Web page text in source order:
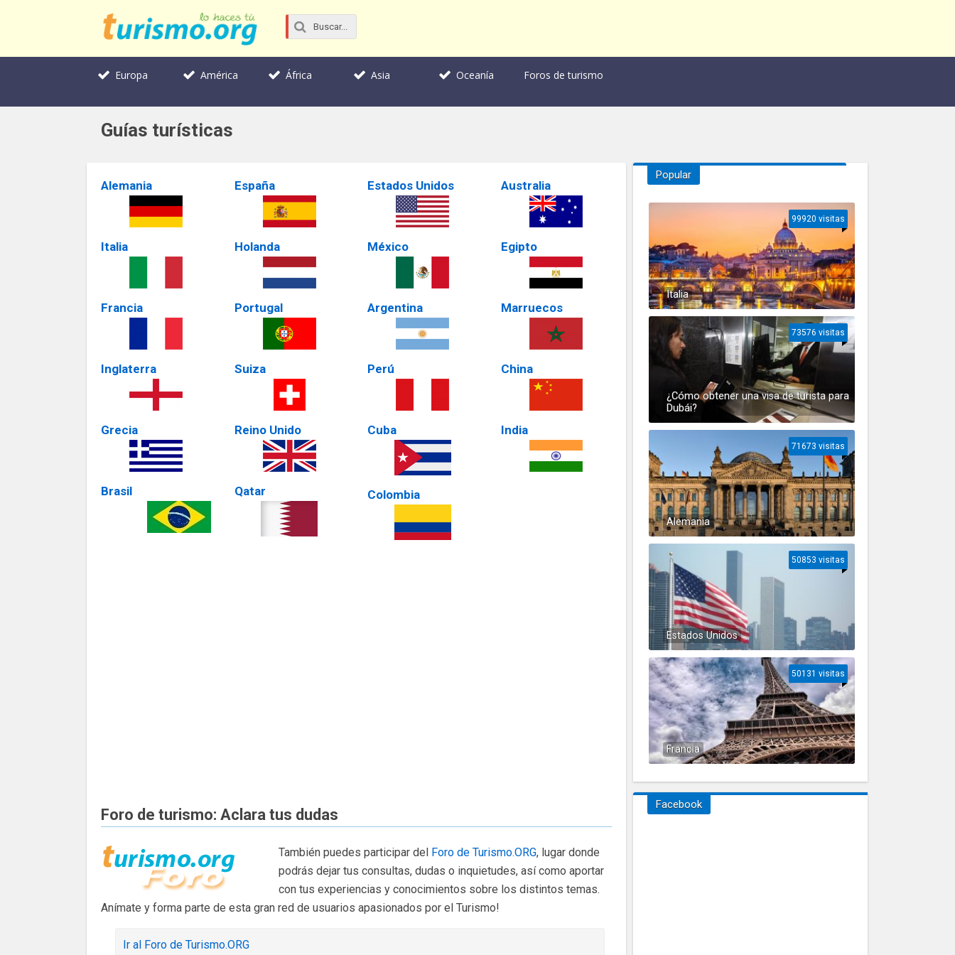
Europa América África Asia Oceanía Foros de turismo
Guías turísticas
Alemania
Italia
Francia
Inglaterra
Grecia
Brasil
España
Holanda
Portugal
Suiza
Reino Unido
Qatar
Estados Unidos
México
Argentina
Perú
Cuba
Colombia
Australia
Egipto
Marruecos
China
India
Foro de turismo: Aclara tus dudas
También puedes participar del Foro de Turismo.ORG, lugar donde
podrás dejar tus consultas, dudas o inquietudes, así como aportar
con tus experiencias y conocimientos sobre los distintos temas.
Anímate y forma parte de esta gran red de usuarios apasionados por el Turismo!
Ir al Foro de Turismo.ORG
Popular
Italia
99920 visitas
¿Cómo obtener una visa de turista para
Dubái?
73576 visitas
Alemania
71673 visitas
Estados Unidos
50853 visitas
Francia
50131 visitas
Facebook